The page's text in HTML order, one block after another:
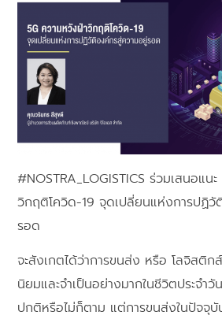
#NOSTRA_LOGISTICS ร่วมเสนอแน
วิกฤติโควิด-19 จุดเปลี่ยนแห่งการปฏิ
รอด
จะสังเกตได้ว่าการขนส่ง หรือ โลจิสติ
นิยมและจำเป็นอย่างมากในชีวิตประจำวั
ปกติหรือไม่ก็ตาม แต่การขนส่งในปัจจุ